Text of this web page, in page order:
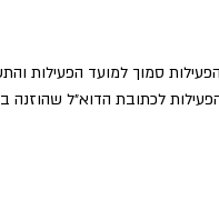
סמוך למועד הפעילות
לכתובת הדוא״ל שהוזנה